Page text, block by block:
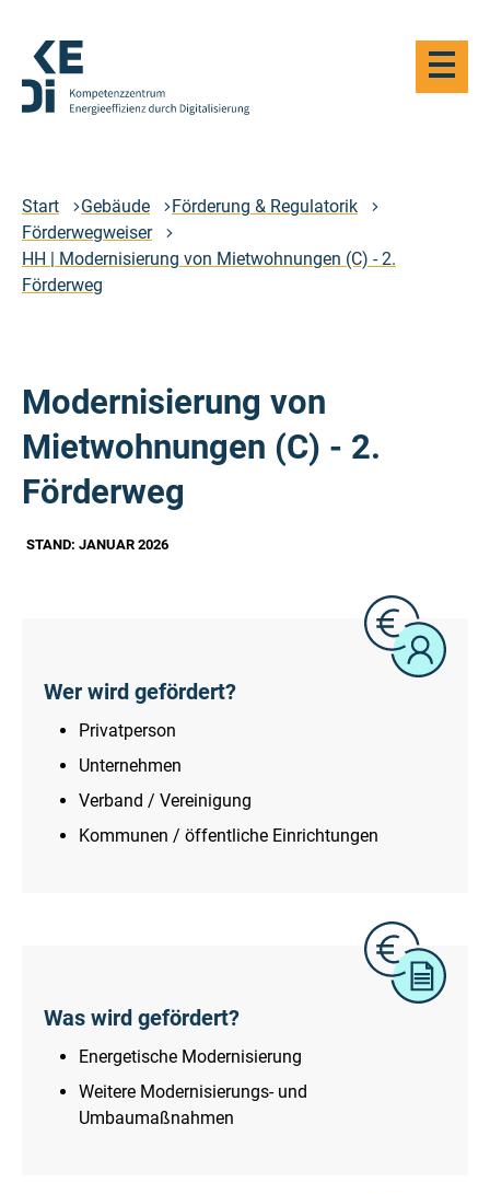
Hauptinhalt
springen
durch
Digitalisierung
-
Zur
Haupt-
öffnen
Start Gebäude
Förderung & Regulatorik
Förderwegweiser
HH | Modernisierung von Mietwohnungen (C) - 2.
Förderweg
Modernisierung von
Mietwohnungen (C) - 2.
Förderweg
STAND: JANUAR 2026
Wer wird gefördert?
Privatperson
Unternehmen
Verband / Vereinigung
Kommunen / öffentliche Einrichtungen
Was wird gefördert?
Energetische Modernisierung
Weitere Modernisierungs- und
Umbaumaßnahmen